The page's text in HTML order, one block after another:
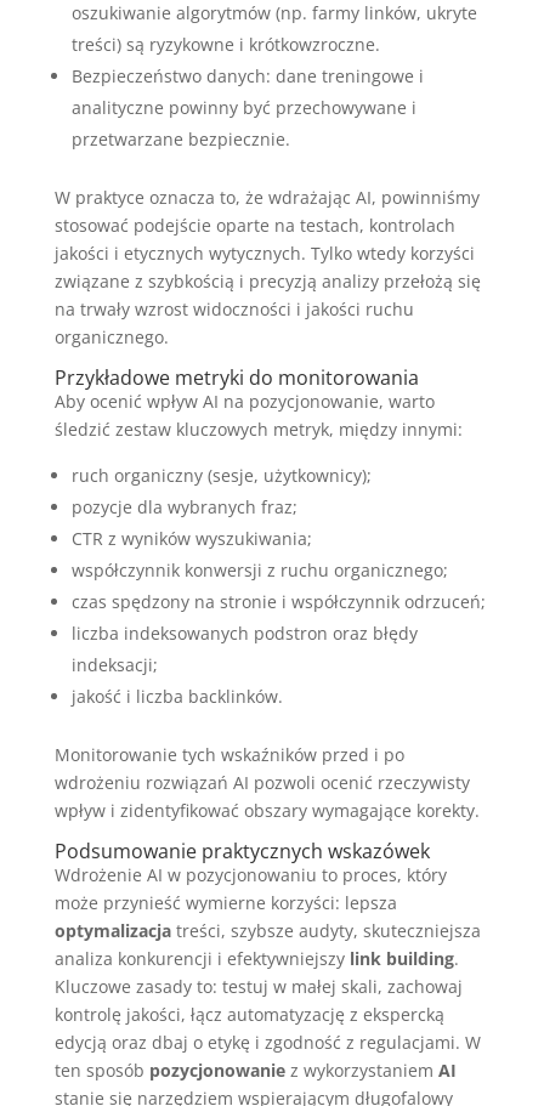
oszukiwanie algorytmów (np. farmy linków, ukryte
treści) są ryzykowne i krótkowzroczne.
Bezpieczeństwo danych: dane treningowe i
analityczne powinny być przechowywane i
przetwarzane bezpiecznie.
W praktyce oznacza to, że wdrażając AI, powinniśmy
stosować podejście oparte na testach, kontrolach
jakości i etycznych wytycznych. Tylko wtedy korzyści
związane z szybkością i precyzją analizy przełożą się
na trwały wzrost widoczności i jakości ruchu
organicznego.
Przykładowe metryki do monitorowania
Aby ocenić wpływ AI na pozycjonowanie, warto
śledzić zestaw kluczowych metryk, między innymi:
ruch organiczny (sesje, użytkownicy);
pozycje dla wybranych fraz;
CTR z wyników wyszukiwania;
współczynnik konwersji z ruchu organicznego;
czas spędzony na stronie i współczynnik odrzuceń;
liczba indeksowanych podstron oraz błędy
indeksacji;
jakość i liczba backlinków.
Monitorowanie tych wskaźników przed i po
wdrożeniu rozwiązań AI pozwoli ocenić rzeczywisty
wpływ i zidentyfikować obszary wymagające korekty.
Podsumowanie praktycznych wskazówek
Wdrożenie AI w pozycjonowaniu to proces, który
może przynieść wymierne korzyści: lepsza
optymalizacjatreści, szybsze audyty, skuteczniejsza
analiza konkurencji i efektywniejszy link building.
Kluczowe zasady to: testuj w małej skali, zachowaj
kontrolę jakości, łącz automatyzację z ekspercką
edycją oraz dbaj o etykę i zgodność z regulacjami. W
ten sposób pozycjonowaniez wykorzystaniem AI
stanie się narzędziem wspierającym długofalowy